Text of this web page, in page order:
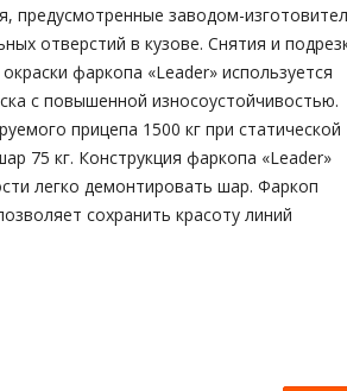
предусмотренные заводом-
отверстий в кузове. Снятия и
фаркопа «Leader» используется
с повышенной износоустойчивостью.
прицепа 1500 кг при статической
75 кг. Конструкция фаркопа «Leader»
легко демонтировать шар. Фаркоп
сохранить красоту линий